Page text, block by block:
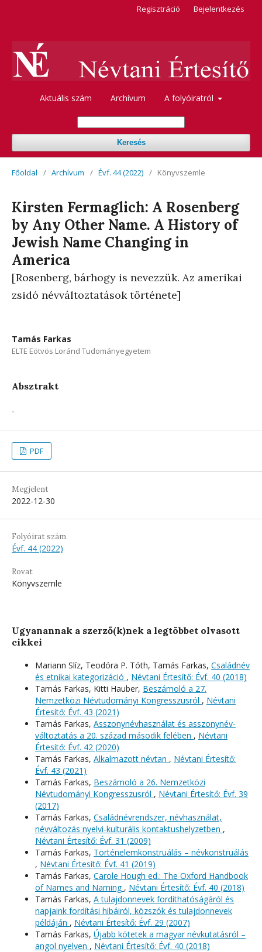
Aktuális szám Archívum A folyóiratról
Keresés
Regisztráció Bejelentkezés
Főoldal / Archívum / Évf. 44 (2022) / Könyvszemle
Kirsten Fermaglich: A Rosenberg
by Any Other Name. A History of
Jewish Name Changing in
America
[Rosenberg, bárhogy is nevezzük. Az amerikai
zsidó névváltoztatások története]
Tamás Farkas
ELTE Eötvös Loránd Tudományegyetem
Absztrakt
-
PDF
Megjelent
2022-12-30
Folyóirat szám
Évf. 44 (2022)
Rovat
Könyvszemle
Ugyanannak a szerző(k)nek a legtöbbet olvasott
cikkei
Mariann Slíz, Teodóra P. Tóth, Tamás Farkas, Családnév
és etnikai kategorizáció , Névtani Értesítő: Évf. 40 (2018)
Tamás Farkas, Kitti Hauber, Beszámoló a 27.
Nemzetközi Névtudományi Kongresszusról , Névtani
Értesítő: Évf. 43 (2021)
Tamás Farkas, Asszonynévhasználat és asszonynév-
változtatás a 20. század második felében , Névtani
Értesítő: Évf. 42 (2020)
Tamás Farkas, Alkalmazott névtan , Névtani Értesítő:
Évf. 43 (2021)
Tamás Farkas, Beszámoló a 26. Nemzetközi
Névtudományi Kongresszusról , Névtani Értesítő: Évf. 39
(2017)
Tamás Farkas, Családnévrendszer, névhasználat,
névváltozás nyelvi-kulturális kontaktushelyzetben ,
Névtani Értesítő: Évf. 31 (2009)
Tamás Farkas, Történelemkonstruálás – névkonstruálás
, Névtani Értesítő: Évf. 41 (2019)
Tamás Farkas, Carole Hough ed.: The Oxford Handbook
of Names and Naming , Névtani Értesítő: Évf. 40 (2018)
Tamás Farkas, A tulajdonnevek fordíthatóságáról és
napjaink fordítási hibáiról, közszók és tulajdonnevek
példáján , Névtani Értesítő: Évf. 29 (2007)
Tamás Farkas, Újabb kötetek a magyar névkutatásról –
angol nyelven , Névtani Értesítő: Évf. 40 (2018)